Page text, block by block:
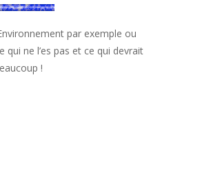
par exemple ou
qui ne l’es pas et ce qui devrait
!